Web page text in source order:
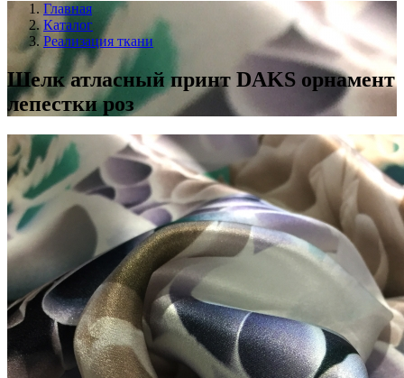
Главная
Каталог
Реализация ткани
Шелк атласный принт DAKS орнамент
лепестки роз